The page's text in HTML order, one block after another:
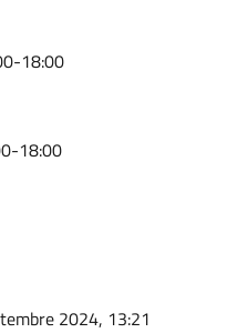
18:00
18:00
2024, 13:21